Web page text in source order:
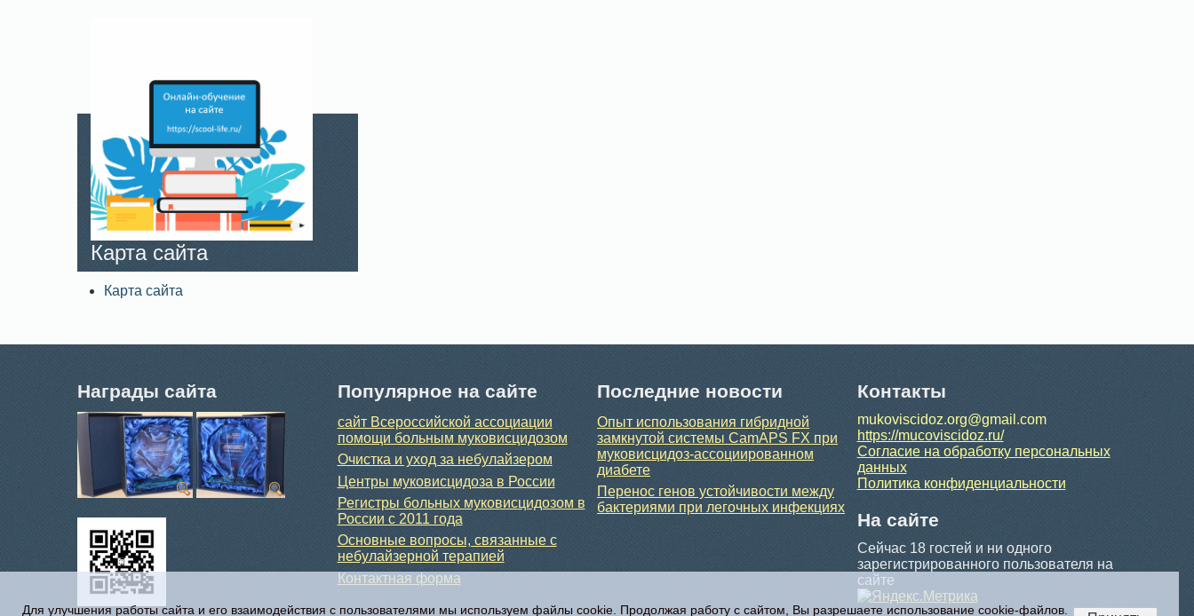
Карта сайта
Карта сайта
Награды сайта Популярное на сайте
сайт Всероссийской ассоциации
помощи больным муковисцидозом
Очистка и уход за небулайзером
Центры муковисцидоза в России
Регистры больных муковисцидозом в
России с 2011 года
Основные вопросы, связанные с
небулайзерной терапией
Контактная форма
Последние новости
Опыт использования гибридной
замкнутой системы CamAPS FX при
муковисцидоз-ассоциированном
диабете
Перенос генов устойчивости между
бактериями при легочных инфекциях
Контакты
mukoviscidoz.org@gmail.com
https://mucoviscidoz.ru/
Согласие на обработку персональных
данных
Политика конфиденциальности
На сайте
Сейчас 18 гостей и ни одного
зарегистрированного пользователя на
сайте
Для улучшения работы сайта и его взаимодействия с пользователями мы используем файлы cookie. Продолжая работу с сайтом, Вы разрешаете использование cookie-файлов.